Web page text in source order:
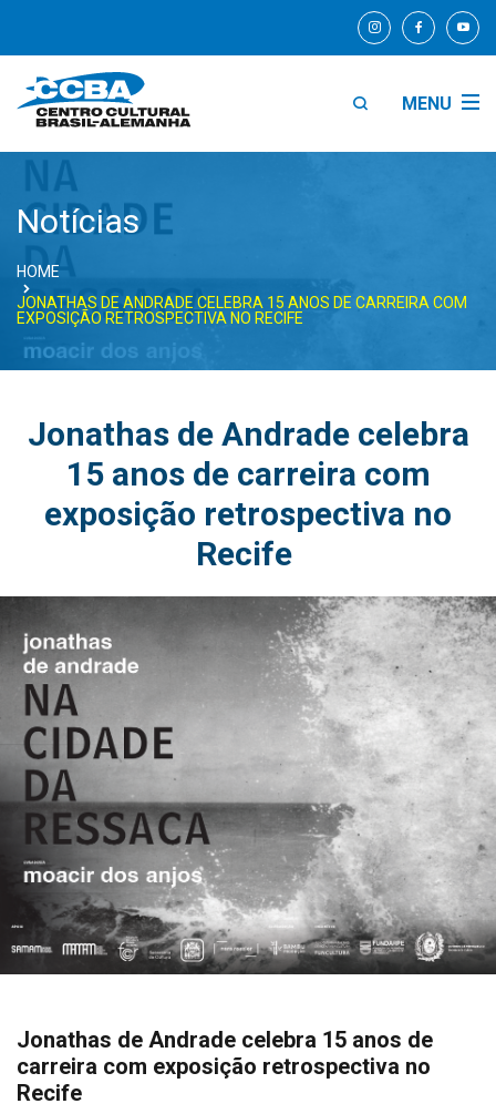
MENU
Notícias
HOME
JONATHAS DE ANDRADE CELEBRA 15 ANOS DE CARREIRA COM
EXPOSIÇÃO RETROSPECTIVA NO RECIFE
Jonathas de Andrade celebra
15 anos de carreira com
exposição retrospectiva no
Recife
Jonathas de Andrade celebra 15 anos de
carreira com exposição retrospectiva no
Recife